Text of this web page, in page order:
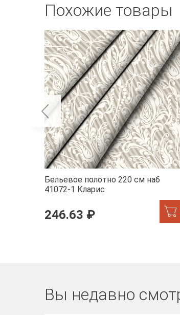
Похожие товары
Бельевое полотно 220 см наб
41072-1 Кларис
246.63 ₽
Вы недавно